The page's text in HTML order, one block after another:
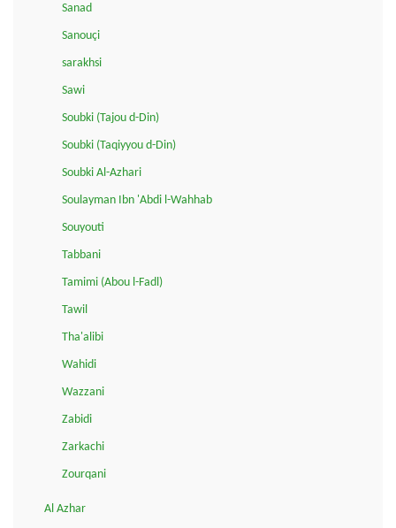
Sanad
Sanouçi
sarakhsi
Sawi
Soubki (Tajou d-Din)
Soubki (Taqiyyou d-Din)
Soubki Al-Azhari
Soulayman Ibn 'Abdi l-Wahhab
Souyouti
Tabbani
Tamimi (Abou l-Fadl)
Tawil
Tha'alibi
Wahidi
Wazzani
Zabidi
Zarkachi
Zourqani
Al Azhar